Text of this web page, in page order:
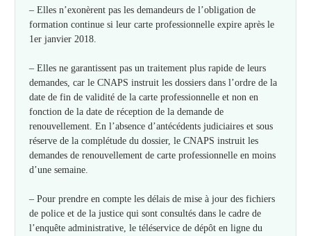
– Elles n’exonèrent pas les demandeurs de l’obligation de
formation continue si leur carte professionnelle expire après le
1er janvier 2018.
– Elles ne garantissent pas un traitement plus rapide de leurs
demandes, car le CNAPS instruit les dossiers dans l’ordre de la
date de fin de validité de la carte professionnelle et non en
fonction de la date de réception de la demande de
renouvellement. En l’absence d’antécédents judiciaires et sous
réserve de la complétude du dossier, le CNAPS instruit les
demandes de renouvellement de carte professionnelle en moins
d’une semaine.
– Pour prendre en compte les délais de mise à jour des fichiers
de police et de la justice qui sont consultés dans le cadre de
l’enquête administrative, le téléservice de dépôt en ligne du